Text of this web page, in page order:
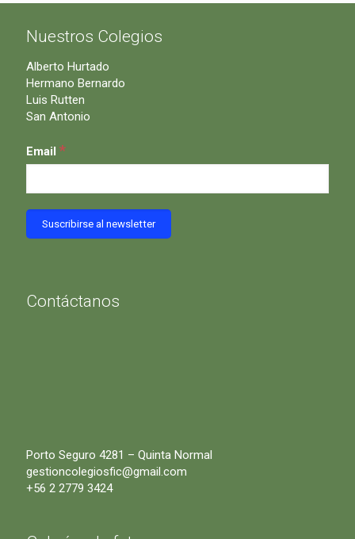
Nuestros Colegios
Alberto Hurtado
Hermano Bernardo
Luis Rutten
San Antonio
Email *
Contáctanos
Porto Seguro 4281 – Quinta Normal
gestioncolegiosfic@gmail.com
+56 2 2779 3424